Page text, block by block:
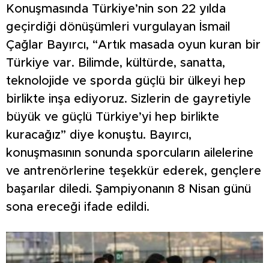
Konuşmasında Türkiye’nin son 22 yılda
geçirdiği dönüşümleri vurgulayan İsmail
Çağlar Bayırcı, “Artık masada oyun kuran bir
Türkiye var. Bilimde, kültürde, sanatta,
teknolojide ve sporda güçlü bir ülkeyi hep
birlikte inşa ediyoruz. Sizlerin de gayretiyle
büyük ve güçlü Türkiye’yi hep birlikte
kuracağız” diye konuştu. Bayırcı,
konuşmasının sonunda sporcuların ailelerine
ve antrenörlerine teşekkür ederek, gençlere
başarılar diledi. Şampiyonanın 8 Nisan günü
sona ereceği ifade edildi.